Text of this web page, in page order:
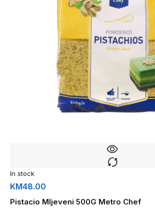
In stock
KM48.00
Pistacio Mljeveni 500G Metro Chef